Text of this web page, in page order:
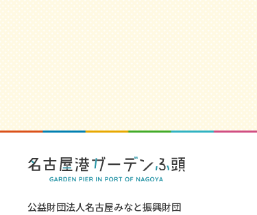
公益財団法人名古屋みなと振興財団